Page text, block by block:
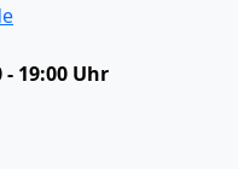
- 19:00 Uhr